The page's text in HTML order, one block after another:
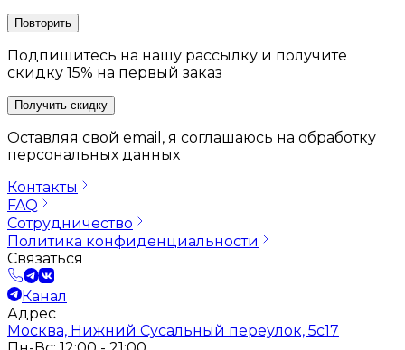
Повторить
Подпишитесь на нашу рассылку и получите
скидку 15% на первый заказ
Получить скидку
Оставляя свой email, я соглашаюсь на обработку
персональных данных
Контакты
FAQ
Сотрудничество
Политика конфиденциальности
Связаться
Канал
Адрес
Москва, Нижний Сусальный переулок, 5с17